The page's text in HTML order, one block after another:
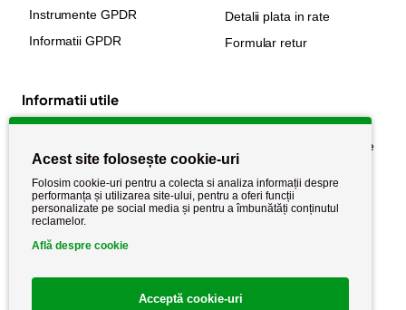
Instrumente GPDR
Informatii GPDR
Detalii plata in rate
Formular retur
Informatii utile
Politica de cookie
Politica de confidențialitate
Termeni si conditii
Acest site folosește cookie-uri
Folosim cookie-uri pentru a colecta si analiza informații despre
performanța și utilizarea site-ului, pentru a oferi funcții
personalizate pe social media și pentru a îmbunătăți conținutul
reclamelor.
Află despre cookie
Acceptă cookie-uri